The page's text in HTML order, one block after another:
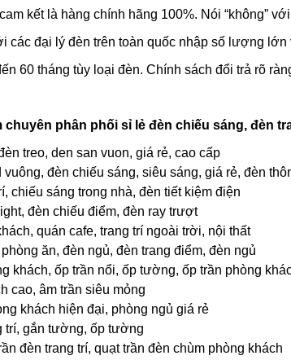
kết là hàng chính hãng 100%. Nói “không”
các đại lý đèn trên toàn quốc nhập số lượng
60 tháng tùy loại đèn. Chính sách đổi trả rõ
chuyên phân phối sỉ lẻ đèn chiếu sáng, đèn
treo, den san vuon, giá rẻ, cao cấp
đèn chiếu sáng, siêu sáng, giá rẻ, đèn
chiếu sáng trong nhà, đèn tiết kiệm điện
đèn chiếu điểm, đèn ray trượt
quán cafe, trang trí ngoài trời, nội thất
ăn, đèn ngủ, đèn trang điểm, đèn ngủ
khách, ốp trần nổi, ốp tường, ốp trần phòng
cao, âm trần siêu mỏng
khách hiện đại, phòng ngủ giá rẻ
trí, gắn tường, ốp tường
đèn trang trí, quạt trần đèn chùm phòng khách